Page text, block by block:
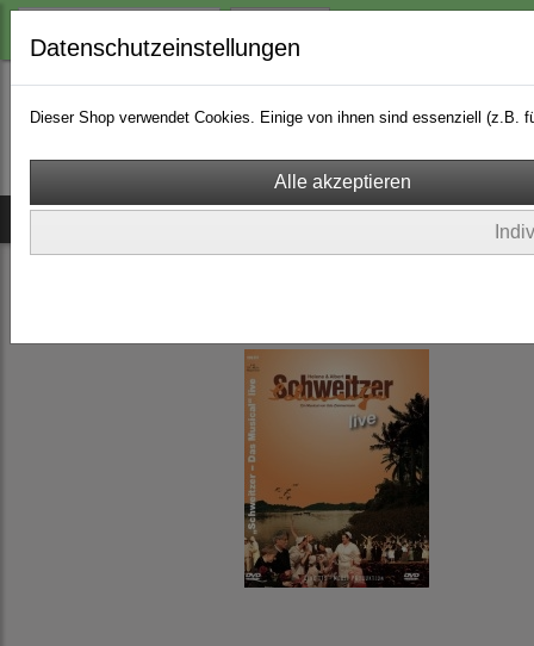
Datenschutzeinstellungen
Dieser Shop verwendet Cookies. Einige von ihnen sind essenziell (z.B.